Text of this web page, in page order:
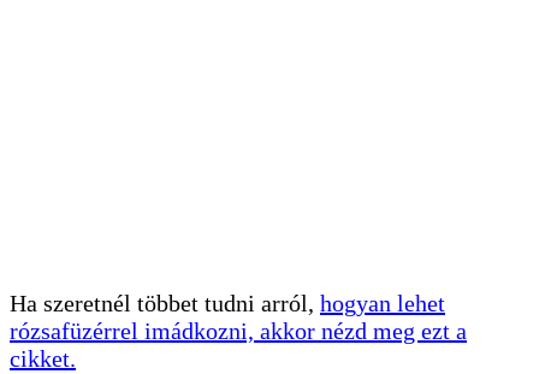
Ha szeretnél többet tudni arról, hogyan lehet
rózsafüzérrel imádkozni, akkor nézd meg ezt a
cikket.